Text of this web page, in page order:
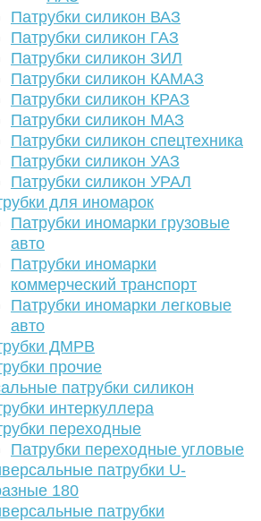
Патрубки силикон ВАЗ
Патрубки силикон ГАЗ
Патрубки силикон ЗИЛ
Патрубки силикон КАМАЗ
Патрубки силикон КРАЗ
Патрубки силикон МАЗ
Патрубки силикон спецтехника
Патрубки силикон УАЗ
Патрубки силикон УРАЛ
для иномарок
Патрубки иномарки грузовые
авто
Патрубки иномарки
коммерческий транспорт
Патрубки иномарки легковые
авто
ДМРВ
прочие
патрубки силикон
интеркуллера
переходные
Патрубки переходные угловые
патрубки U-
180
патрубки